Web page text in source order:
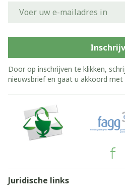
Door op inschrijven te klikken,
nieuwsbrief en gaat u akkoord met
Juridische links